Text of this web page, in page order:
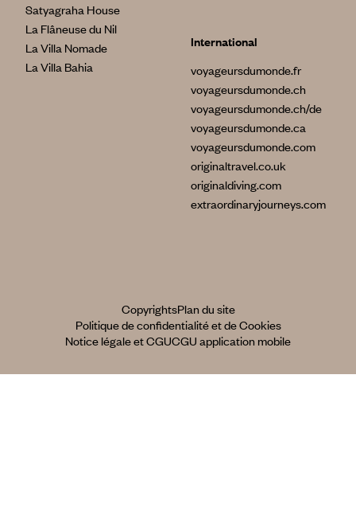
Satyagraha House
La Flâneuse du Nil
La Villa Nomade
La Villa Bahia
International
voyageursdumonde.fr
voyageursdumonde.ch
voyageursdumonde.ch/de
voyageursdumonde.ca
voyageursdumonde.com
originaltravel.co.uk
originaldiving.com
extraordinaryjourneys.com
CopyrightsPlan du site
Politique de confidentialité et de Cookies
Notice légale et CGUCGU application mobile